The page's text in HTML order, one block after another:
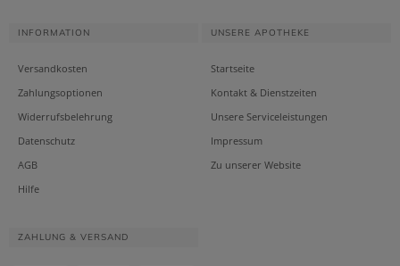
INFORMATION
Versandkosten
Zahlungsoptionen
Widerrufsbelehrung
Datenschutz
AGB
Hilfe
UNSERE APOTHEKE
Startseite
Kontakt & Dienstzeiten
Unsere Serviceleistungen
Impressum
Zu unserer Website
ZAHLUNG & VERSAND